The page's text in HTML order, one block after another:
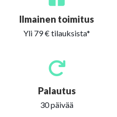
Ilmainen toimitus
Yli 79 € tilauksista*
Palautus
30 päivää